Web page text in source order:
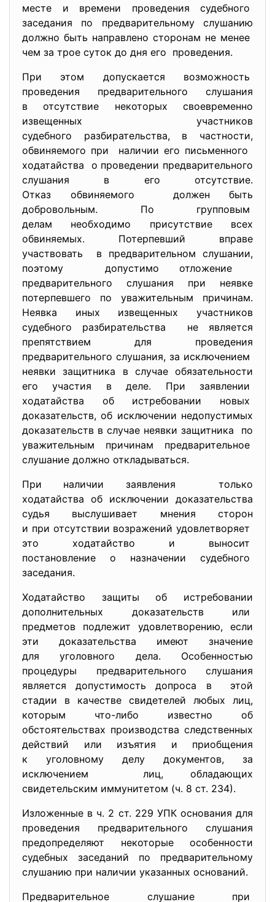
месте и времени проведения судебного
заседания по предварительному слушанию
должно быть направлено сторонам не менее
чем за трое суток до дня его проведения.
При этом допускается возможность
проведения предварительного слушания
в отсутствие некоторых своевременно
извещенных участников
судебного разбирательства, в частности,
обвиняемого при наличии его письменного
ходатайства о проведении предварительного
слушания в его отсутствие.
Отказ обвиняемого должен быть
добровольным. По групповым
делам необходимо присутствие всех
обвиняемых. Потерпевший вправе
участвовать в предварительном слушании,
поэтому допустимо отложение
предварительного слушания при неявке
потерпевшего по уважительным причинам.
Неявка иных извещенных участников
судебного разбирательства не является
препятствием для проведения
предварительного слушания, за исключением
неявки защитника в случае обязательности
его участия в деле. При заявлении
ходатайства об истребовании новых
доказательств, об исключении недопустимых
доказательств в случае неявки защитника по
уважительным причинам предварительное
слушание должно откладываться.
При наличии заявления только
ходатайства об исключении доказательства
судья выслушивает мнения сторон
и при отсутствии возражений удовлетворяет
это ходатайство и выносит
постановление о назначении судебного
заседания.
Ходатайство защиты об истребовании
дополнительных доказательств или
предметов подлежит удовлетворению, если
эти доказательства имеют значение
для уголовного дела. Особенностью
процедуры предварительного слушания
является допустимость допроса в этой
стадии в качестве свидетелей любых лиц,
которым что-либо известно об
обстоятельствах производства следственных
действий или изъятия и приобщения
к уголовному делу документов, за
исключением лиц, обладающих
свидетельским иммунитетом (ч. 8 ст. 234).
Изложенные в ч. 2 ст. 229 УПК основания для
проведения предварительного слушания
предопределяют некоторые особенности
судебных заседаний по предварительному
слушанию при наличии указанных оснований.
Предварительное слушание при